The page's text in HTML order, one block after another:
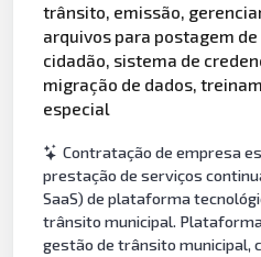
trânsito, emissão,
arquivos para postagem
cidadão, sistema de
migração de dados,
especial
Contratação de empresa
prestação de serviços
SaaS) de plataforma
trânsito municipal.
gestão de trânsito municipal,